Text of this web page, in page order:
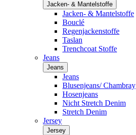
Jacken- & Mantelstoffe
Jacken- & Mantelstoffe
Bouclé
Regenjackenstoffe
Taslan
Trenchcoat Stoffe
Jeans
Jeans
Jeans
Blusenjeans/ Chambray
Hosenjeans
Nicht Stretch Denim
Stretch Denim
Jersey
Jersey